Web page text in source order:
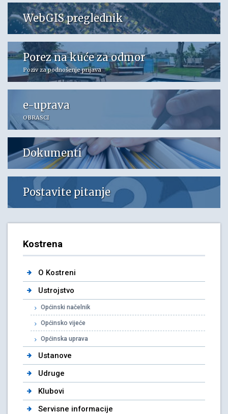
WebGIS preglednik
Porez na kuće za odmor
Poziv za podnošenje prijava
e-uprava
OBRASCI
Dokumenti
Postavite pitanje
Kostrena
O Kostreni
Ustrojstvo
Općinski načelnik
Općinsko vijeće
Općinska uprava
Ustanove
Udruge
Klubovi
Servisne informacije